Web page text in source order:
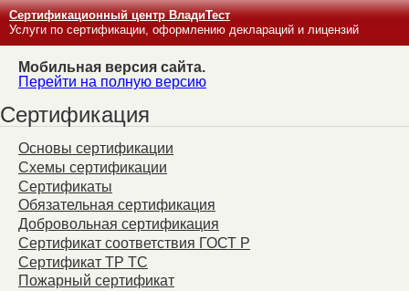
Сертификационный центр ВладиТест
Услуги по сертификации, оформлению деклараций и лицензий
Мобильная версия сайта.
Перейти на полную версию
Сертификация
Основы сертификации
Схемы сертификации
Сертификаты
Обязательная сертификация
Добровольная сертификация
Сертификат соответствия ГОСТ Р
Сертификат ТР ТС
Пожарный сертификат